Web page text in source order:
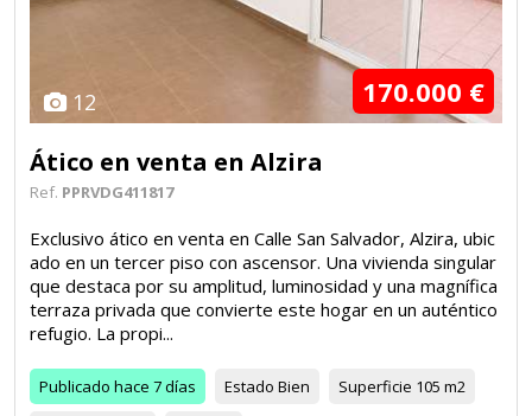
12 170.000 €
Ático en venta en Alzira
Ref. PPRVDG411817
Exclusivo ático en venta en Calle San Salvador, Alzira, ubic
ado en un tercer piso con ascensor. Una vivienda singular
que destaca por su amplitud, luminosidad y una magnífica
terraza privada que convierte este hogar en un auténtico
refugio. La propi...
Publicado hace 7 días Estado Bien Superficie 105 m2